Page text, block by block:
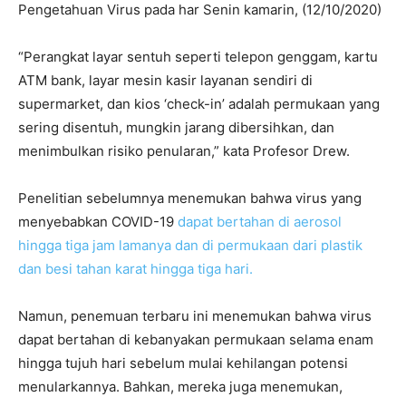
Pengetahuan Virus pada har Senin kamarin, (12/10/2020)
“Perangkat layar sentuh seperti telepon genggam, kartu
ATM bank, layar mesin kasir layanan sendiri di
supermarket, dan kios ‘check-in’ adalah permukaan yang
sering disentuh, mungkin jarang dibersihkan, dan
menimbulkan risiko penularan,” kata Profesor Drew.
Penelitian sebelumnya menemukan bahwa virus yang
menyebabkan COVID-19 dapat bertahan di aerosol
hingga tiga jam lamanya dan di permukaan dari plastik
dan besi tahan karat hingga tiga hari.
Namun, penemuan terbaru ini menemukan bahwa virus
dapat bertahan di kebanyakan permukaan selama enam
hingga tujuh hari sebelum mulai kehilangan potensi
menularkannya. Bahkan, mereka juga menemukan,